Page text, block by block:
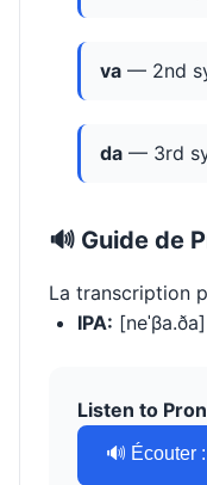
va — 2nd
da — 3rd
🔊 Guide de
La transcription
IPA: [neˈβa.ða]
Listen to
🔊 Écouter